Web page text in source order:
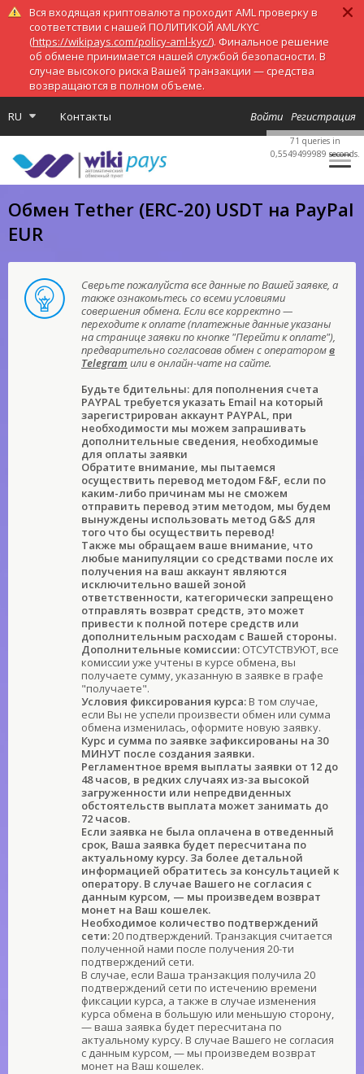
Вся входящая криптовалюта проходит AML проверку в
соответствии с нашей ПОЛИТИКОЙ AML/KYC
(https://wikipays.com/policy-aml-kyc/). Финальное решение
об обмене принимается нашей службой безопасности. В
случае высокого риска Вашей транзакции — средства
возвращаются в полном объеме.
RU Контакты Регистрация
Войти
Обмен Tether (ERC-20) USDT на PayPal
EUR
Сверьте пожалуйста все данные по Вашей заявке, а
также ознакомьтесь со всеми условиями
совершения обмена. Если все корректно —
переходите к оплате (платежные данные указаны
на странице заявки по кнопке "Перейти к оплате"),
предварительно согласовав обмен с операторомв
Telegram или в онлайн-чате на сайте.
Будьте бдительны: для пополнения счета
PAYPAL требуется указать Email на который
зарегистрирован аккаунт PAYPAL, при
необходимости мы можем запрашивать
дополнительные сведения, необходимые
для оплаты заявки
Обратите внимание, мы пытаемся
осуществить перевод методом F&F, если по
каким-либо причинам мы не сможем
отправить перевод этим методом, мы будем
вынуждены использовать метод G&S для
того что бы осуществить перевод!
Также мы обращаем ваше внимание, что
любые манипуляции со средствами после их
получения на ваш аккаунт являются
исключительно вашей зоной
ответственности, категорически запрещено
отправлять возврат средств, это может
привести к полной потере средств или
дополнительным расходам с Вашей стороны.
Дополнительные комиссии: ОТСУТСТВУЮТ, все
комиссии уже учтены в курсе обмена, вы
получаете сумму, указанную в заявке в графе
"получаете".
Условия фиксирования курса: В том случае,
если Вы не успели произвести обмен или сумма
обмена изменилась, оформите новую заявку.
Курс и сумма по заявке зафиксированы на 30
МИНУТ после создания заявки.
Регламентное время выплаты заявки от 12 до
48 часов, в редких случаях из-за высокой
загруженности или непредвиденных
обстоятельств выплата может занимать до
72 часов.
Если заявка не была оплачена в отведенный
срок, Ваша заявка будет пересчитана по
актуальному курсу. За более детальной
информацией обратитесь за консультацией к
оператору. В случае Вашего не согласия с
данным курсом, — мы произведем возврат
монет на Ваш кошелек.
Необходимое количество подтверждений
сети:20 подтверждений. Транзакция считается
полученной нами после получения 20-ти
подтверждений сети.
В случае, если Ваша транзакция получила 20
подтверждений сети по истечению времени
фиксации курса, а также в случае изменения
курса обмена в большую или меньшую сторону,
— ваша заявка будет пересчитана по
актуальному курсу. В случае Вашего не согласия
с данным курсом, — мы произведем возврат
монет на Ваш кошелек.
71 queries in
0,5549499989 seconds.